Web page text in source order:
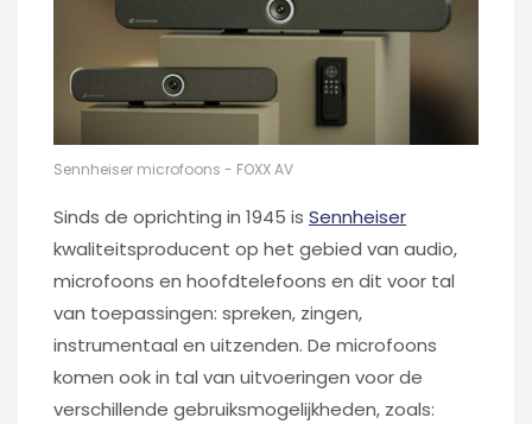
Sennheiser microfoons - FOXX AV
Sinds de oprichting in 1945 is Sennheiser
kwaliteitsproducent op het gebied van audio,
microfoons en hoofdtelefoons en dit voor tal
van toepassingen: spreken, zingen,
instrumentaal en uitzenden. De microfoons
komen ook in tal van uitvoeringen voor de
verschillende gebruiksmogelijkheden, zoals: